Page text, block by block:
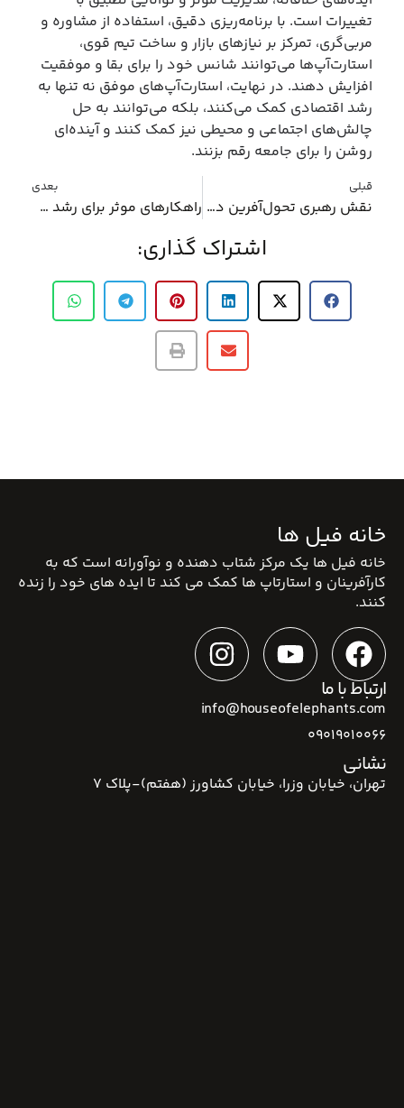
تغییرات است. با برنامه‌ریزی دقیق، استفاده از مشاوره و
مربی‌گری، تمرکز بر نیازهای بازار و ساخت تیم قوی،
استارت‌آپ‌ها می‌توانند شانس خود را برای بقا و موفقیت
افزایش دهند. در نهایت، استارت‌آپ‌های موفق نه تنها به
رشد اقتصادی کمک می‌کنند، بلکه می‌توانند به حل
چالش‌های اجتماعی و محیطی نیز کمک کنند و آینده‌ای
روشن را برای جامعه رقم بزنند.
قبلی
نقش رهبری تحول‌آفرین در موفقیت کسب و کارها
بعدی
راهکارهای موثر برای رشد کسب و کار
اشتراک گذاری:
خانه فیل ها
خانه فیل ها یک مرکز شتاب دهنده و نوآورانه است که به
کارآفرینان و استارتاپ ها کمک می کند تا ایده های خود را زنده
کنند.
ارتباط با ما
info@houseofelephants.com
09019010066
نشانی
تهران، خیابان وزرا، خیابان کشاورز (هفتم)-پلاک 7